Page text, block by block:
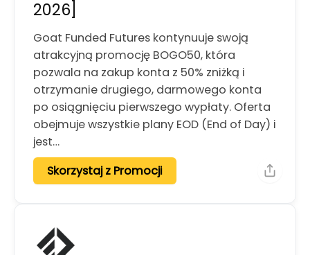
2026]
Goat Funded Futures kontynuuje swoją
atrakcyjną promocję BOGO50, która
pozwala na zakup konta z 50% zniżką i
otrzymanie drugiego, darmowego konta
po osiągnięciu pierwszego wypłaty. Oferta
obejmuje wszystkie plany EOD (End of Day) i
jest…
Skorzystaj z Promocji